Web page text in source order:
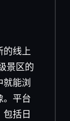
的线上
景区的
就能浏
。平台
括日